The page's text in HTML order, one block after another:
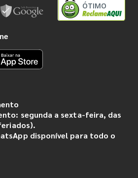
ÓTIMO
segunda a sexta-feira, das
disponível para todo o